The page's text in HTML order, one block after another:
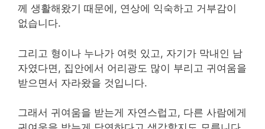
께 생활해왔기 때문에, 연상에 익숙하고 거부감이
없습니다.
그리고 형이나 누나가 여럿 있고, 자기가 막내인 남
자였다면, 집안에서 어리광도 많이 부리고 귀여움을
받으면서 자라왔을 것입니다.
그래서 귀여움을 받는게 자연스럽고, 다른 사람에게